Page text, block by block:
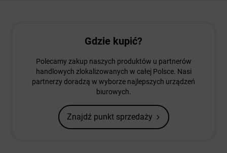
Gdzie kupić?
Polecamy zakup naszych produktów u partnerów
handlowych zlokalizowanych w całej Polsce. Nasi
partnerzy doradzą w wyborze najlepszych urządzeń
biurowych.
Znajdź punkt sprzedaży